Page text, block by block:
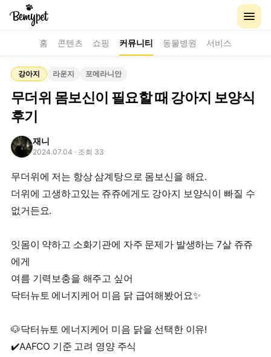
홈 콘텐츠 쇼핑 커뮤니티 동물병원 서비스
강아지 라운지 포메라니안
무더위 몸보신이 필요할 때 강아지 보양식
후기
재니
2024.07.04 · 조회 33
무더위에 저는 항상 삼계탕으로 몸보신을 해요.
더위에 고생하고있는 쥬쥬에게도 강아지 보양식이 빠질 수
없거든요.
잇몸이 약하고 소화기관에 자주 문제가 발생하는 7살 쥬쥬
에게
여름 기력보충을 해주고 싶어
닥터뉴토 에너지케어 미음 닭 급여해봤어요✨
🐶닥터뉴토 에너지케어 미음 닭을 선택한 이유!
✔️AAFCO 기준 고려 영양 주식